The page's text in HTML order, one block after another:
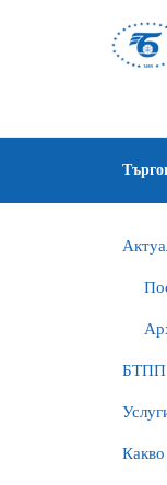
БTПП
Какво